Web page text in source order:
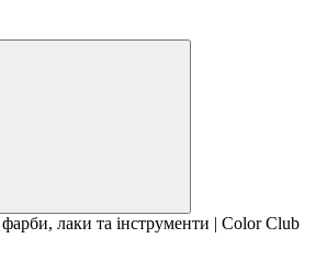
лаки та інструменти | Color Club